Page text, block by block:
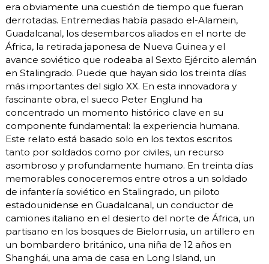
era obviamente una cuestión de tiempo que fueran
derrotadas. Entremedias había pasado el-Alamein,
Guadalcanal, los desembarcos aliados en el norte de
África, la retirada japonesa de Nueva Guinea y el
avance soviético que rodeaba al Sexto Ejército alemán
en Stalingrado. Puede que hayan sido los treinta días
más importantes del siglo XX. En esta innovadora y
fascinante obra, el sueco Peter Englund ha
concentrado un momento histórico clave en su
componente fundamental: la experiencia humana.
Este relato está basado solo en los textos escritos
tanto por soldados como por civiles, un recurso
asombroso y profundamente humano. En treinta días
memorables conoceremos entre otros a un soldado
de infantería soviético en Stalingrado, un piloto
estadounidense en Guadalcanal, un conductor de
camiones italiano en el desierto del norte de África, un
partisano en los bosques de Bielorrusia, un artillero en
un bombardero británico, una niña de 12 años en
Shanghái, una ama de casa en Long Island, un